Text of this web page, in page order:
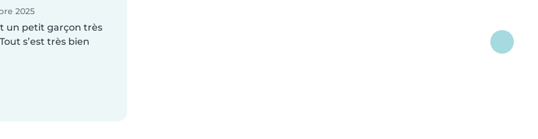
2025
un petit garçon très
s’est très bien